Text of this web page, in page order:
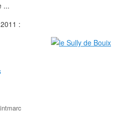
...
: